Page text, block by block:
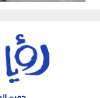
مستمر لقوات الاحتلال